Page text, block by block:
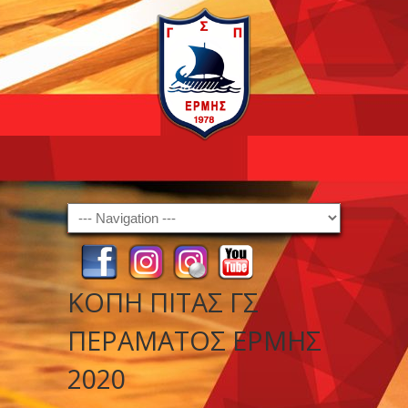
Navigation
ΚΟΠΗ ΠΙΤΑΣ ΓΣ
ΠΕΡΑΜΑΤΟΣ ΕΡΜΗΣ
2020